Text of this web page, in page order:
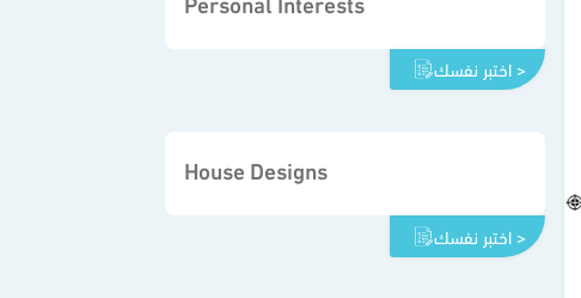
اختبر نفسك >
House Designs
اختبر نفسك >